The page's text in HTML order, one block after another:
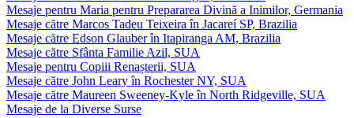
Mesaje pentru Maria pentru Prepararea Divină a Inimilor, Germania
Mesaje către Marcos Tadeu Teixeira în Jacareí SP, Brazilia
Mesaje către Edson Glauber în Itapiranga AM, Brazilia
Mesaje către Sfânta Familie Azil, SUA
Mesaje pentru Copiii Renașterii, SUA
Mesaje către John Leary în Rochester NY, SUA
Mesaje către Maureen Sweeney-Kyle în North Ridgeville, SUA
Mesaje de la Diverse Surse